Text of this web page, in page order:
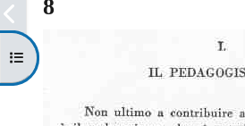
Apri indice del corso
8